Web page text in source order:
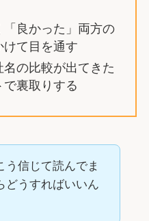
「良かった」両方の
て目を通す
の比較が出てきた
で裏取りする
う信じて読んでま
どうすればいいん